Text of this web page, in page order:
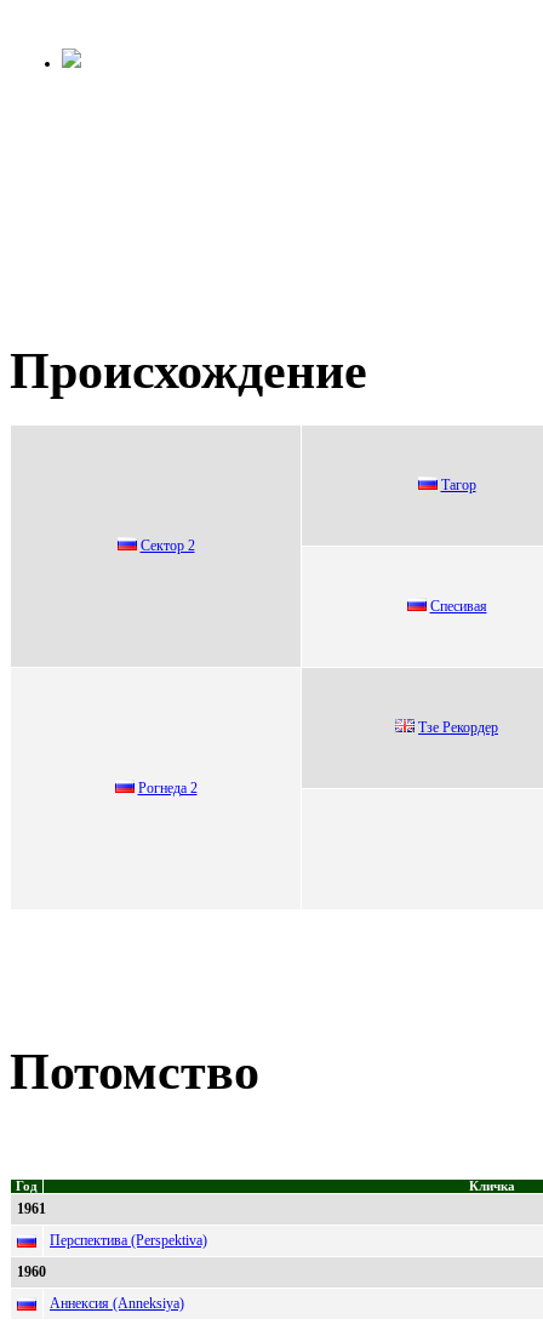
Происхождение
Сeктор 2
Tагoр
Спеcивая
Pогнеда 2
Тзe Рeкоpдep
Потомство
Год Кличка
1961
Перспектива (Perspektiva)
1960
Аннексия (Anneksiya)